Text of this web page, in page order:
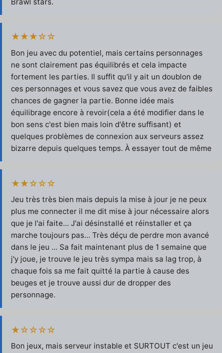
★★★☆☆
Bon jeu avec du potentiel, mais certains personnages
ne sont clairement pas équilibrés et cela impacte
fortement les parties. Il suffit qu'il y ait un doublon de
ces personnages et vous savez que vous avez de faibles
chances de gagner la partie. Bonne idée mais
équilibrage encore à revoir(cela a été modifier dans le
bon sens c'est bien mais loin d'être suffisant) et
quelques problèmes de connexion aux serveurs assez
bizarre depuis quelques temps. À essayer tout de même
★★☆☆☆
Jeu très très bien mais depuis la mise à jour je ne peux
plus me connecter il me dit mise à jour nécessaire alors
que je l'ai faite... J'ai désinstallé et réinstaller et ça
marche toujours pas... Très déçu de perdre mon avancé
dans le jeu ... Sa fait maintenant plus de 1 semaine que
j'y joue, je trouve le jeu très sympa mais sa lag trop, à
chaque fois sa me fait quitté la partie à cause des
beuges et je trouve aussi dur de dropper des
personnage.
★☆☆☆☆
Bon jeux, mais serveur instable et SURTOUT c'est un jeu